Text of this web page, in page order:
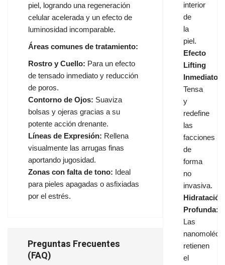
piel, logrando una regeneración
celular acelerada y un efecto de
luminosidad incomparable.
Áreas comunes de tratamiento:
Rostro y Cuello: Para un efecto
de tensado inmediato y reducción
de poros.
Contorno de Ojos: Suaviza
bolsas y ojeras gracias a su
potente acción drenante.
Líneas de Expresión: Rellena
visualmente las arrugas finas
aportando jugosidad.
Zonas con falta de tono: Ideal
para pieles apagadas o asfixiadas
por el estrés.
Preguntas Frecuentes
(FAQ)
interior
de
la
piel.
Efecto
Lifting
Inmediato:
Tensa
y
redefine
las
facciones
de
forma
no
invasiva.
Hidratación
Profunda:
Las
retienen
el